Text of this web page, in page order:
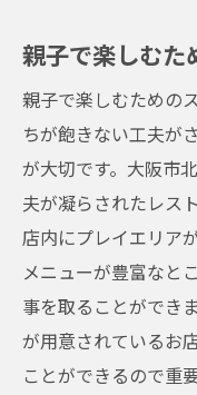
親子で楽しむた
親子で楽しむための
ちが飽きない工夫が
が大切です。大阪市
夫が凝らされたレス
店内にプレイエリア
メニューが豊富なと
事を取ることができ
が用意されているお
ことができるので重